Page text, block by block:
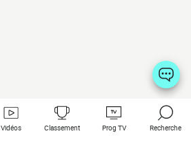
Vidéos Classement Prog TV Recherche